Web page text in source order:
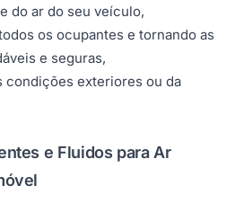
do ar do seu veículo,
os ocupantes e tornando as
e seguras,
condições exteriores ou da
e Fluidos para Ar